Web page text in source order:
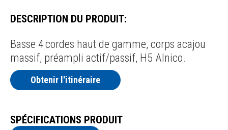
DESCRIPTION DU PRODUIT:
Basse 4 cordes haut de gamme, corps acajou
massif, préampli actif/passif, H5 Alnico.
Obtenir l'itinéraire
SPÉCIFICATIONS PRODUIT